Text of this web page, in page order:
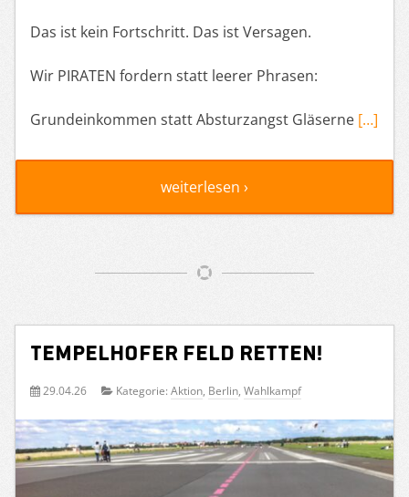
Das ist kein Fortschritt. Das ist Versagen.
Wir PIRATEN fordern statt leerer Phrasen:
Grundeinkommen statt Absturzangst Gläserne […]
weiterlesen ›
Tempelhofer Feld retten!
29.04.26 Kategorie: Aktion, Berlin, Wahlkampf